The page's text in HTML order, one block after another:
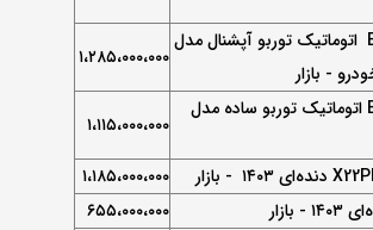
دنا پلاس EF7 اتوماتیک توربو آپشنال مدل
۱،۲۸۵،۰۰۰،۰۰۰
دنا پلاس EF7 اتوماتیک توربو ساده مدل
۱،۱۱۵،۰۰۰،۰۰۰
۱،۱۸۵،۰۰۰،۰۰۰
۶۵۵،۰۰۰،۰۰۰